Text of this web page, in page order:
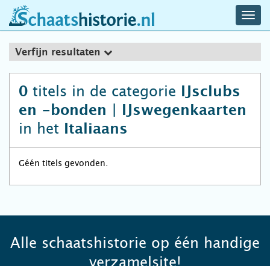
schaatshistorie.nl
Verfijn resultaten
0 titels in de categorie
IJsclubs
en -bonden | IJswegenkaarten
in het Italiaans
Géén titels gevonden.
Alle schaatshistorie op één handige
verzamelsite!